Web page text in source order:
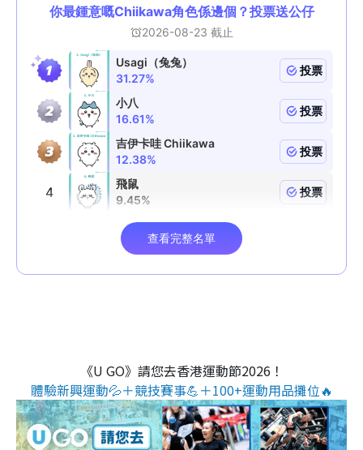
《U GO》請您去香港運動節2026！
體驗新興運動💦＋競技賽事💪＋100+運動用品攤位🔥